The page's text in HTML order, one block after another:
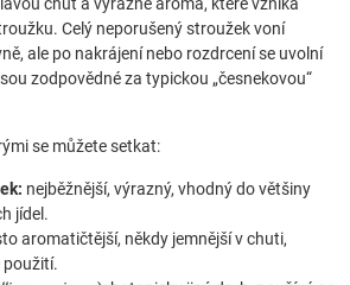
Celý neporušený stroužek voní
ale po nakrájení nebo rozdrcení se uvolní
zodpovědné za typickou „česnekovou“
se můžete setkat:
nejběžnější, výrazný, vhodný do většiny
jídel.
aromatičtější, někdy jemnější v chuti,
použití.